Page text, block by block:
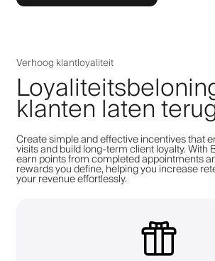
Verhoog klantloyaliteit
klanten laten
Create simple and effective incentives that
visits and build long-term client loyalty. With
earn points from completed appointments
rewards you define, helping you increase
your revenue effortlessly.